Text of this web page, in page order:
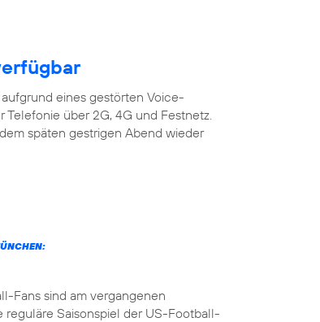
eines gestörten Voice-
Telefonie über 2G, 4G und Festnetz.
späten gestrigen Abend wieder
Fans sind am vergangenen
Saisonspiel der US-Football-